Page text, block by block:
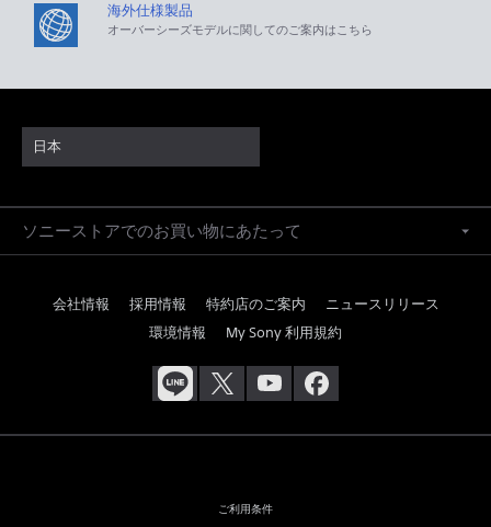
海外仕様製品
オーバーシーズモデルに関してのご案内はこちら
日本
ソニーストアでのお買い物にあたって
会社情報 採用情報 特約店のご案内
ニュースリリース
環境情報
My Sony 利用規約
ご利用条件